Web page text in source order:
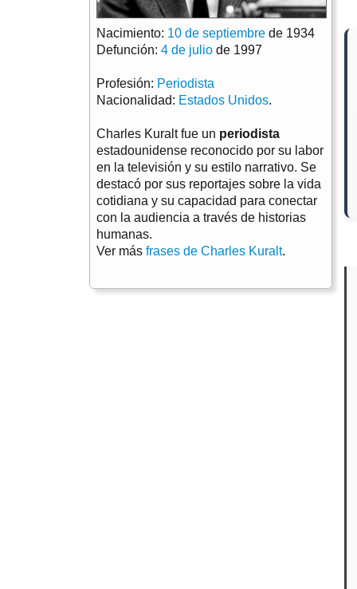
Nacimiento: 10 de septiembre de 1934
Defunción: 4 de julio de 1997
Profesión: Periodista
Nacionalidad: Estados Unidos.
Charles Kuralt fue un periodista
estadounidense reconocido por su labor
en la televisión y su estilo narrativo. Se
destacó por sus reportajes sobre la vida
cotidiana y su capacidad para conectar
con la audiencia a través de historias
humanas.
Ver más frases de Charles Kuralt.